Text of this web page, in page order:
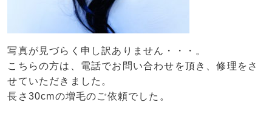
写真が見づらく申し訳ありません・・・。
こちらの方は、電話でお問い合わせを頂き、修理をさ
せていただきました。
長さ30cmの増毛のご依頼でした。